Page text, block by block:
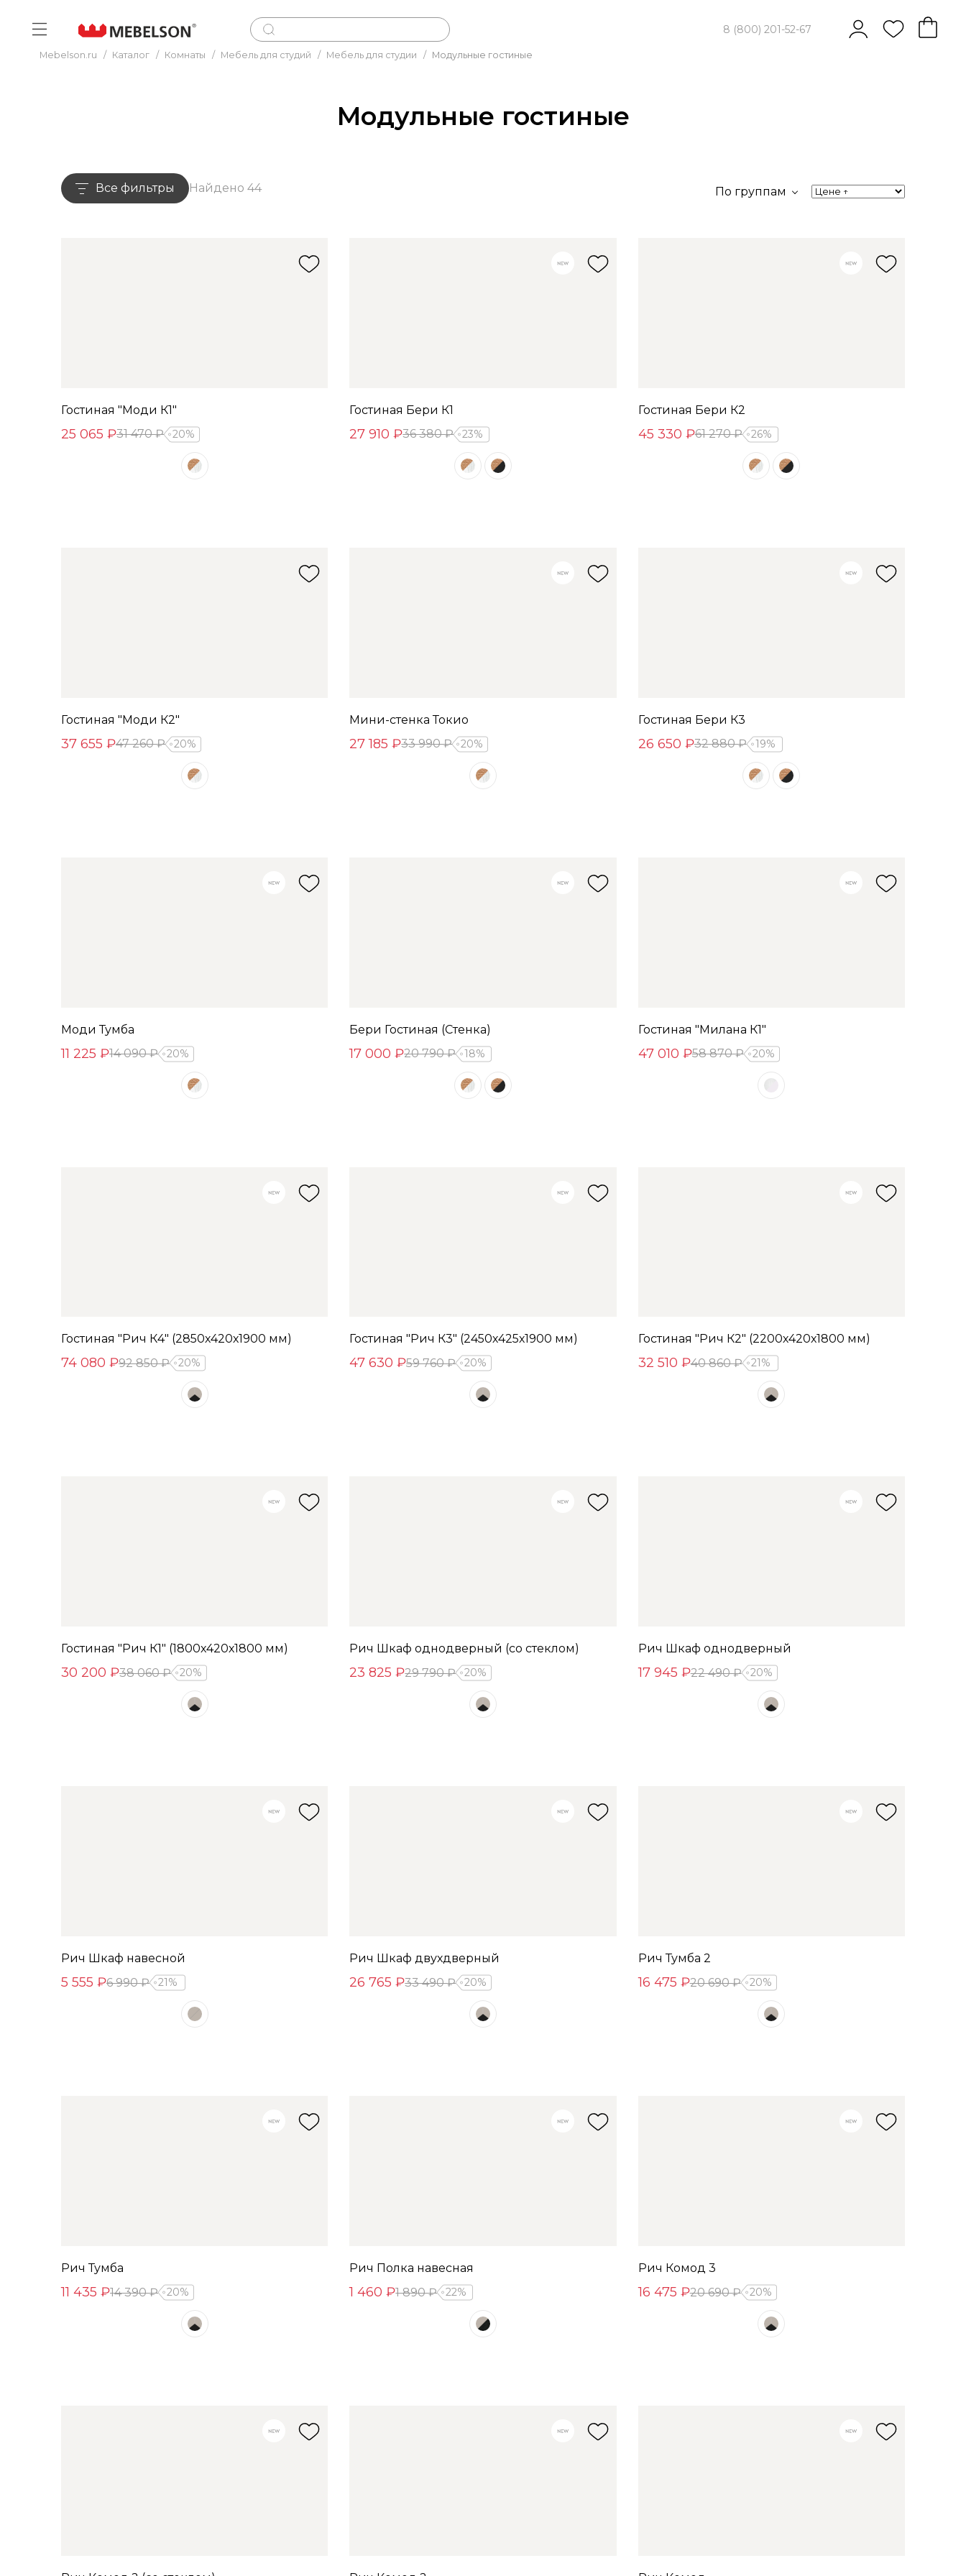
8 (800) 201-52-67
Mebelson.ru / Каталог / Комнаты / Мебель для студий / Мебель для студии / Модульные гостиные
Модульные гостиные
Все фильтры Найдено 44 По группам
Гостиная "Моди К1"
25 065 ₽31 470 ₽ 20%
Гостиная Бери К1
27 910 ₽36 380 ₽ 23%
Гостиная Бери К2
45 330 ₽61 270 ₽ 26%
Гостиная "Моди К2"
37 655 ₽47 260 ₽ 20%
Мини-стенка Токио
27 185 ₽33 990 ₽ 20%
Гостиная Бери К3
26 650 ₽32 880 ₽ 19%
Моди Тумба
11 225 ₽14 090 ₽ 20%
Бери Гостиная (Стенка)
17 000 ₽20 790 ₽ 18%
Гостиная "Милана К1"
47 010 ₽58 870 ₽ 20%
Гостиная "Рич К4" (2850х420х1900 мм)
74 080 ₽92 850 ₽ 20%
Гостиная "Рич К3" (2450х425х1900 мм)
47 630 ₽59 760 ₽ 20%
Гостиная "Рич К2" (2200х420х1800 мм)
32 510 ₽40 860 ₽ 21%
Гостиная "Рич К1" (1800х420х1800 мм)
30 200 ₽38 060 ₽ 20%
Рич Шкаф однодверный (со стеклом)
23 825 ₽29 790 ₽ 20%
Рич Шкаф однодверный
17 945 ₽22 490 ₽ 20%
Рич Шкаф навесной
5 555 ₽6 990 ₽ 21%
Рич Шкаф двухдверный
26 765 ₽33 490 ₽ 20%
Рич Тумба 2
16 475 ₽20 690 ₽ 20%
Рич Тумба
11 435 ₽14 390 ₽ 20%
Рич Полка навесная
1 460 ₽1 890 ₽ 22%
Рич Комод 3
16 475 ₽20 690 ₽ 20%